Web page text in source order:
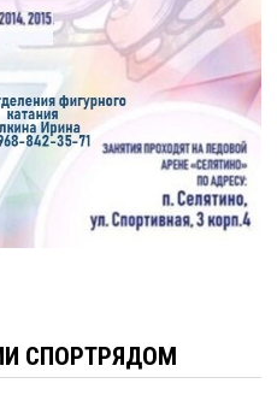
СПОРТРЯДОМ